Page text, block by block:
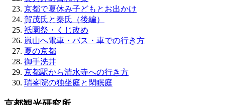
京都で夏休み子どもとお出かけ
賀茂氏と秦氏（後編）
祇園祭・くじ改め
嵐山へ電車・バス・車での行き方
夏の京都
御手洗井
京都駅から清水寺への行き方
瑞峯院の独坐庭と閑眠庭